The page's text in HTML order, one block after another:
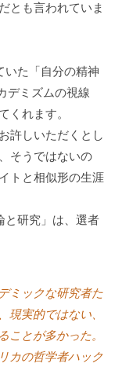
とも言われていま
た「自分の精神
デミズムの視線
くれます。
許しいただくとし
そうではないの
トと相似形の生涯
と研究」は、選者
ミックな研究者た
現実的ではない、
ことが多かった。
カの哲学者ハック